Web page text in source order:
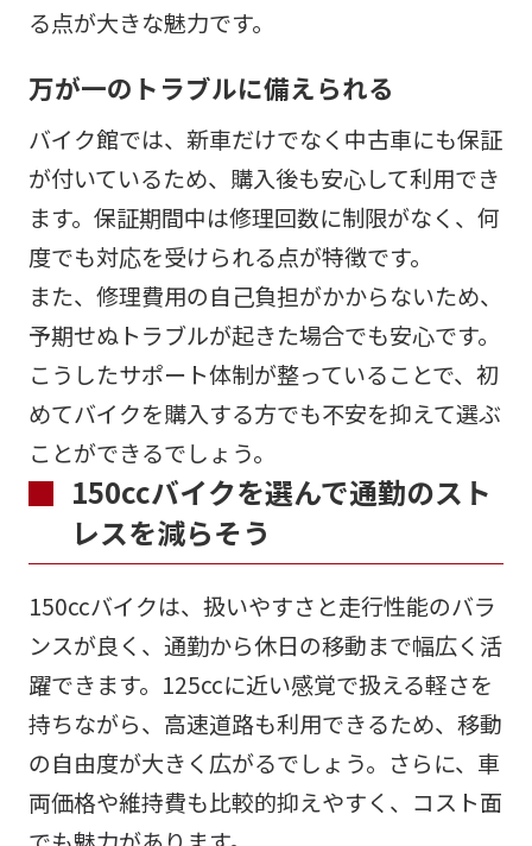
る点が大きな魅力です。
万が一のトラブルに備えられる
バイク館では、新車だけでなく中古車にも保証
が付いているため、購入後も安心して利用でき
ます。保証期間中は修理回数に制限がなく、何
度でも対応を受けられる点が特徴です。
また、修理費用の自己負担がかからないため、
予期せぬトラブルが起きた場合でも安心です。
こうしたサポート体制が整っていることで、初
めてバイクを購入する方でも不安を抑えて選ぶ
ことができるでしょう。
150ccバイクを選んで通勤のスト
レスを減らそう
150ccバイクは、扱いやすさと走行性能のバラ
ンスが良く、通勤から休日の移動まで幅広く活
躍できます。125ccに近い感覚で扱える軽さを
持ちながら、高速道路も利用できるため、移動
の自由度が大きく広がるでしょう。さらに、車
両価格や維持費も比較的抑えやすく、コスト面